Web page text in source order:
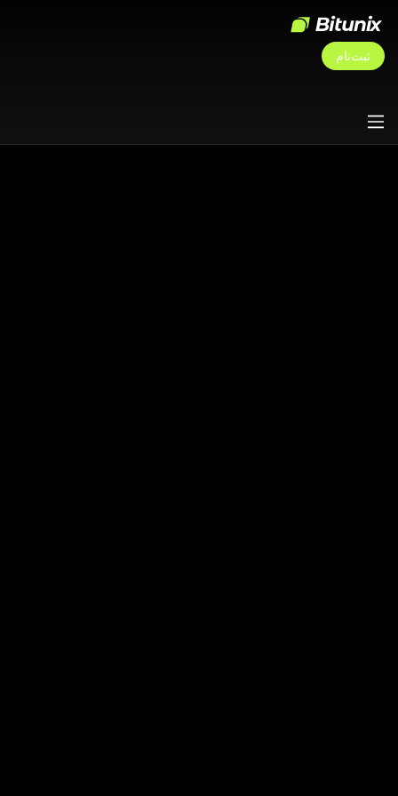
ثبت‌نام